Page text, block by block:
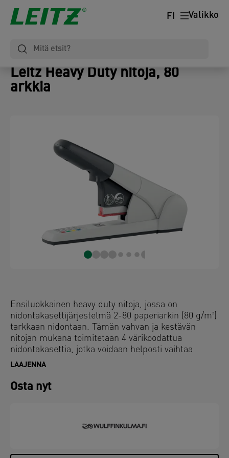
Valikko
FI
Leitz Heavy Duty nitoja, 80
arkkia
Ensiluokkainen heavy duty nitoja, jossa on
nidontakasettijärjestelmä 2-80 paperiarkin (80 g/m²)
tarkkaan nidontaan. Tämän vahvan ja kestävän
nitojan mukana toimitetaan 4 värikoodattua
nidontakasettia, jotka voidaan helposti vaihtaa
edestä ladattavan täyttömekanismin avulla.
yhteisiin tiloihin, sillä yhtä nitojaa voidaan käyttää
usean kokoisiin asiakirjoihin valitsemalla ja
valmistettu metallista ja pienestä osasta
LAAJENNA
Osta nyt